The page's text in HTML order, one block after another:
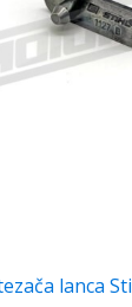
lanca